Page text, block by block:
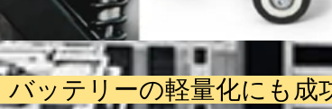
ッテリーの軽量化にも成